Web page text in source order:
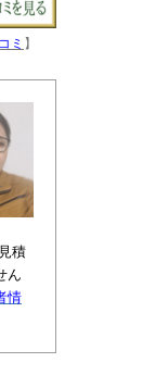
ミ 】
積
ん
情